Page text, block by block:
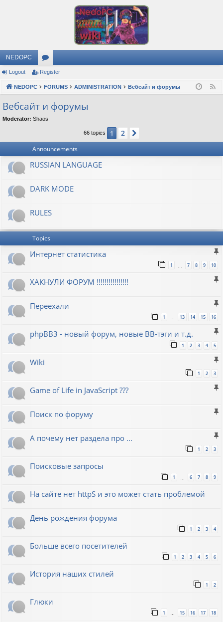
NEDOPC
or
u
s
Logout Register
NEDOPC FORUMS ADMINISTRATION Вебсайт и форумы
Вебсайт и форумы
Moderator: Shaos
66 topics 1 2
Announcements
RUSSIAN LANGUAGE
DARK MODE
RULES
Topics
Интернет статистика
1 … 7 8 9 10
ХАКНУЛИ ФОРУМ !!!!!!!!!!!!!!!!
Переехали
1 … 13 14 15 16
phpBB3 - новый форум, новые BB-тэги и т.д.
1 2 3 4 5
Wiki
1 2 3
Game of Life in JavaScript ???
Поиск по форуму
А почему нет раздела про ...
1 2 3
Поисковые запросы
1 6 7 8 9
На сайте нет httpS и это может стать проблемой
День рождения форума
1 2 3 4
Больше всего посетителей
1 2 3 4 5 6
История наших стилей
1 2
Глюки
1 … 15 16 17 18